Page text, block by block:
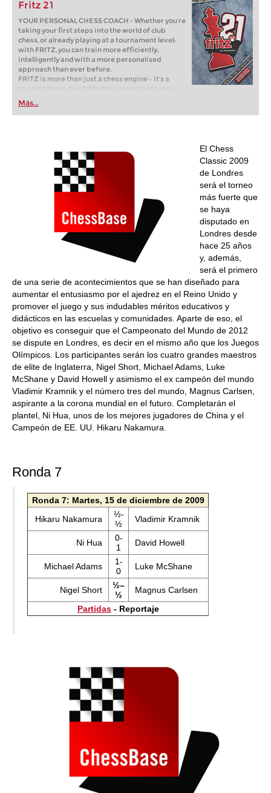
Fritz 21
YOUR PERSONAL CHESS COACH - Whether you’re
taking your first steps into the world of club
chess, or already playing at a tournament level:
with FRITZ, you can train more efficiently,
intelligently and with a more personalised
approach than ever before.
FRITZ is more than just a chess engine – it’s a
training revolution! Whether you’re taking your
first steps into the world of club chess, or already
playing at a tournament level: with FRITZ, you can
train more efficiently, intelligently and with a
Más...
El Chess
Classic 2009
de Londres
será el torneo
más fuerte que
se haya
disputado en
Londres desde
hace 25 años
y, además,
será el primero
de una serie de acontecimientos que se han diseñado para
aumentar el entusiasmo por el ajedrez en el Reino Unido y
promover el juego y sus indudables méritos educativos y
didácticos en las escuelas y comunidades. Aparte de eso, el
objetivo es conseguir que el Campeonato del Mundo de 2012
se dispute en Londres, es decir en el mismo año que los Juegos
Olímpicos. Los participantes serán los cuatro grandes maestros
de elite de Inglaterra, Nigel Short, Michael Adams, Luke
McShane y David Howell y asimismo el ex campeón del mundo
Vladimir Kramnik y el número tres del mundo, Magnus Carlsen,
aspirante a la corona mundial en el futuro. Completarán el
plantel, Ni Hua, unos de los mejores jugadores de China y el
Campeón de EE. UU. Hikaru Nakamura.
Ronda 7
Ronda 7: Martes, 15 de diciembre de 2009
Hikaru Nakamura
½-
½
Vladimir Kramnik
Ni Hua
0-
1
David Howell
Michael Adams
1-
0
Luke McShane
Nigel Short
½–
½
Magnus Carlsen
Partidas- Reportaje